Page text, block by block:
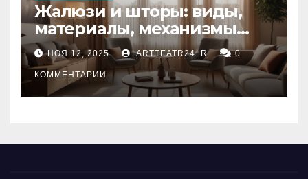
Жалюзи и шторы: виды,
материалы, механизмы
управления и уход
НОЯ 12, 2025 ARTTEATR24_R 0
КОММЕНТАРИИ